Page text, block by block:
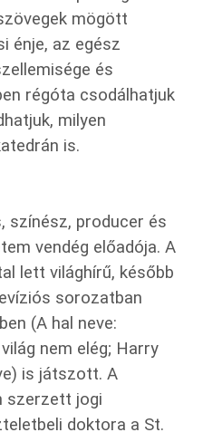
mögött
énje, az egész
és
régóta csodálhatjuk
milyen
is.
színész, producer és
vendég előadója. A
lett világhírű, később
sorozatban
(A hal neve:
nem elég; Harry
is játszott. A
szerzett jogi
doktora a St.